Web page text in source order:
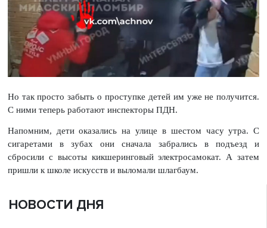
Но так просто забыть о проступке детей им уже не получится.
С ними теперь работают инспекторы ПДН.
Напомним, дети оказались на улице в шестом часу утра. С
сигаретами в зубах они сначала забрались в подъезд и
сбросили с высоты кикшеринговый электросамокат. А затем
пришли к школе искусств и выломали шлагбаум.
НОВОСТИ ДНЯ